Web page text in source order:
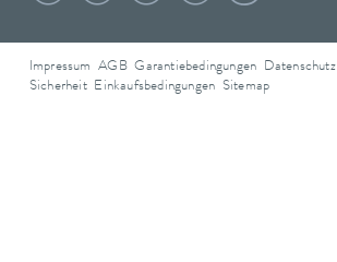
Impressum AGB Garantiebedingungen Datenschutz
Sicherheit Einkaufsbedingungen Sitemap